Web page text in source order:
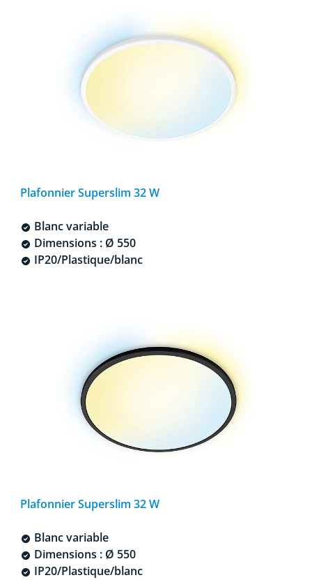
Plafonnier Superslim 32 W
Blanc variable
Dimensions : Ø 550
IP20/Plastique/blanc
Plafonnier Superslim 32 W
Blanc variable
Dimensions : Ø 550
IP20/Plastique/blanc